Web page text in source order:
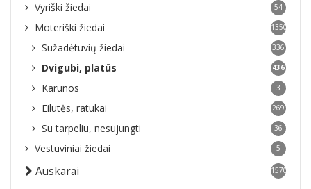
Vyriški žiedai 54
Moteriški žiedai 1350
Sužadėtuvių žiedai 336
Dvigubi, platūs 436
Karūnos 3
Eilutės, ratukai 269
Su tarpeliu, nesujungti 36
Vestuviniai žiedai 5
Auskarai 1570